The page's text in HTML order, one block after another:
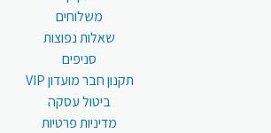
משלוחים
שאלות נפוצות
סניפים
תקנון חבר מועדון VIP
ביטול עסקה
מדיניות פרטיות